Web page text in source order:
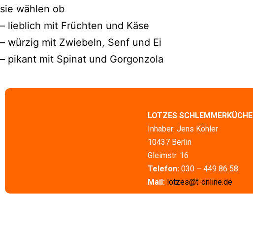
sie wählen ob
– lieblich mit Früchten und Käse
– würzig mit Zwiebeln, Senf und Ei
– pikant mit Spinat und Gorgonzola
LOTZES SCHLEMMERKÜCHE
Inhaber: Jens Köhler
10437 Berlin
Gleimstr. 16
Telefon: 030 – 449 86 58
Mail: lotzes@t-online.de